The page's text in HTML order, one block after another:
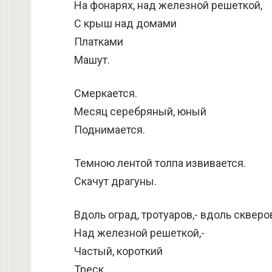
На фонарях, над железной решеткой,
С крыш над домами
Платками
Машут.
Смеркается.
Месяц серебряный, юный
Поднимается.
Темною лентой толпа извивается.
Скачут драгуны.
Вдоль оград, тротуаров,- вдоль
Над железной решеткой,-
Частый, короткий
Треск